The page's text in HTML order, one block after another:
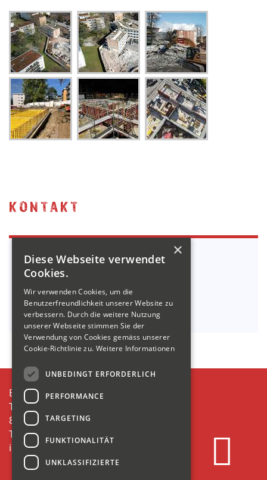
KONTAKT
In BelangenTIEFBAU
wenden Sie sich bitte an:
Tel. +41 55 614 61 00
info@kamm-baut.ch
E.KAMM AG
Tiefenwinkel 21
8874 Mühlehorn
T +41 55 614 61 00
info@kamm-baut.ch
×
Diese Webseite verwendet
Cookies.
Wir verwenden Cookies, um die
Benutzerfreundlichkeit unserer Website zu
verbessern. Durch die weitere Nutzung
unserer Webseite stimmen Sie der
Verwendung von Cookies gemäss unserer
Cookie-Richtlinie zu. Weitere Informationen
UNBEDINGT ERFORDERLICH
PERFORMANCE
TARGETING
FUNKTIONALITÄT
UNKLASSIFIZIERTE